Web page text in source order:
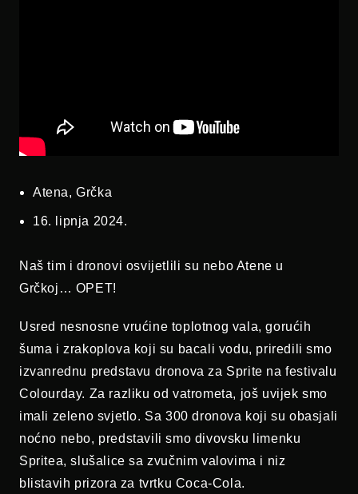
Atena, Grčka
16. lipnja 2024.
Naš tim i dronovi osvijetlili su nebo Atene u
Grčkoj… OPET!
Usred nesnosne vrućine toplotnog vala, gorućih
šuma i zrakoplova koji su bacali vodu, priredili smo
izvanrednu predstavu dronova za Sprite na festivalu
Colourday. Za razliku od vatrometa, još uvijek smo
imali zeleno svjetlo. Sa 300 dronova koji su obasjali
noćno nebo, predstavili smo divovsku limenku
Spritea, slušalice sa zvučnim valovima i niz
blistavih prizora za tvrtku Coca-Cola.